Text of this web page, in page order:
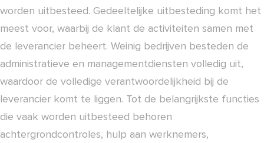
worden uitbesteed. Gedeeltelijke uitbesteding komt het
meest voor, waarbij de klant de activiteiten samen met
de leverancier beheert. Weinig bedrijven besteden de
administratieve en managementdiensten volledig uit,
waardoor de volledige verantwoordelijkheid bij de
leverancier komt te liggen. Tot de belangrijkste functies
die vaak worden uitbesteed behoren
achtergrondcontroles, hulp aan werknemers,